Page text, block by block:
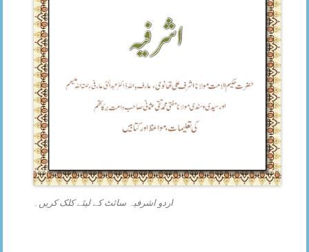
اردو اشرفیہ سائٹ کے لیئے کلک کریں۔